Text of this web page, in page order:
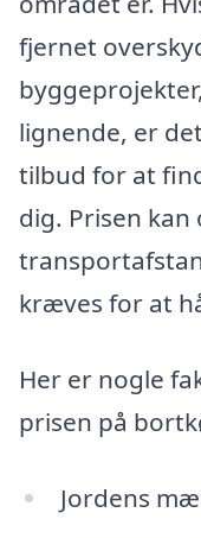
fjernet
lignende, er
tilbud for at
dig. Prisen kan
kræves for at
Her er nogle
prisen på
Jordens